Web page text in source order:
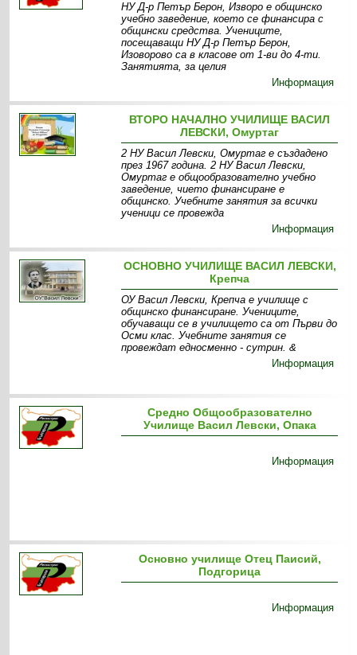
НУ Д-р Петър Берон, Изворо е общинско
учебно заведение, което се финансира с
общински средства. Учениците,
посещаващи НУ Д-р Петър Берон,
Изоворово са в класове от 1-ви до 4-ти.
Занятията, за целия
Информация
ВТОРО НАЧАЛНО УЧИЛИЩЕ ВАСИЛ
ЛЕВСКИ, Омуртаг
2 НУ Васил Левски, Омуртаг е създадено
през 1967 година. 2 НУ Васил Левски,
Омуртаг е общообразователно учебно
заведение, чието финансиране е
общинско. Учебните занятия за всички
ученици се провежда
Информация
ОСНОВНО УЧИЛИЩЕ ВАСИЛ ЛЕВСКИ,
Крепча
ОУ Васил Левски, Крепча е училище с
общинско финансиране. Учениците,
обучаващи се в училището са от Първи до
Осми клас. Учебните занятия се
провеждат едносменно - сутрин. &
Информация
Средно Общообразователно
Училище Васил Левски, Опака
Информация
Основно училище Отец Паисий,
Подгорица
Информация